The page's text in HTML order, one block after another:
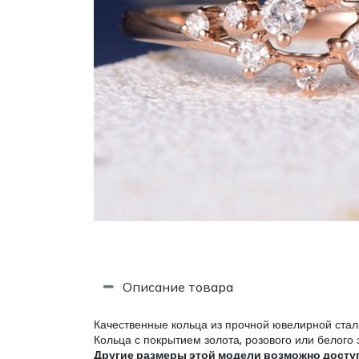
Описание товара
Качественные кольца из прочной ювелирной
Кольца с покрытием золота, розового или
Другие размеры этой модели возможно